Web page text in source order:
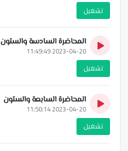
تشغيل
المحاضرة السادسة والستون
2023-04-20 11:49:49
تشغيل
المحاضرة السابعة والستون
2023-04-20 11:50:14
تشغيل